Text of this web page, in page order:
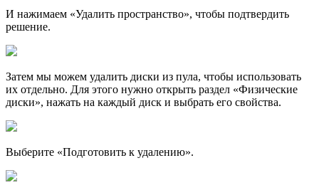
И нажимаем «Удалить пространство», чтобы подтвердить
решение.
Затем мы можем удалить диски из пула, чтобы использовать
их отдельно. Для этого нужно открыть раздел «Физические
диски», нажать на каждый диск и выбрать его свойства.
Выберите «Подготовить к удалению».